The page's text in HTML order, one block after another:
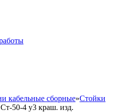
кабельные сборные»Стойки
50-4 у3 краш. изд.